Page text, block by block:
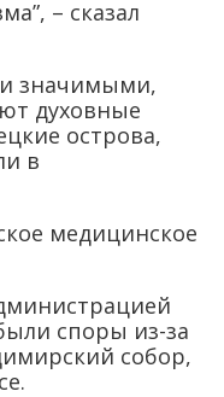
– сказал
значимыми,
духовные
острова,
в
медицинское
споры из-за
собор,